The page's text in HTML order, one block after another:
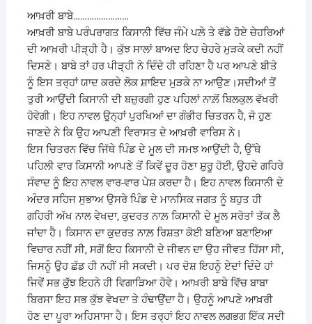
ਆਖ਼ਰੀ ਬਾਬੇ……………………
ਆਖ਼ਰੀ ਬਾਬੇ ਪਰੰਪਰਾਗਤ ਕਿਸਾਨੀ ਵਿੱਚ ਜੰਮੇ ਪਲ਼ੇ ਤੇ ਵੱਡੇ ਹੋਏ ਚੇਹਰਿਆਂ
ਦੀ ਆਖ਼ਰੀ ਪੀੜ੍ਹੀ ਹੈ। ਕੁੱਝ ਸਾਲਾਂ ਬਾਅਦ ਇਹ ਚੇਹਰੇ ਮੁੜਕੇ ਕਦੀ ਨਹੀਂ
ਦਿਸਣੇ। ਬਾਬੇ ਤਾਂ ਹਰ ਪੀੜ੍ਹੀ ਨੇ ਦਿੰਦੇ ਹੀ ਰਹਿਣਾ ਹੈ ਪਰ ਆਪਣੇ ਬੀਤੇ
ਨੂੰ ਇਸ ਤਰ੍ਹਾਂ ਯਾਦ ਕਰਦੇ ਲੋਕ ਸ਼ਾਇਦ ਮੁੜਕੇ ਨਾ ਆਉਣ।ਸਦੀਆਂ ਤੋਂ
ਤੁਰੀ ਆਉਂਦੀ ਕਿਸਾਨੀ ਦੀ ਬਜ਼ੁਰਗੀ ਹੁਣ ਪਹਿਲਾਂ ਨਾਲ਼ੋਂ ਬਿਲਕੁਲ ਵੱਖਰੀ
ਹੋਵੇਗੀ। ਇਹ ਨਾਵਲ ਉਨ੍ਹਾਂ ਪੁਰਖਿਆਂ ਦਾ ਗੰਭੀਰ ਚਿਤਰਨ ਹੈ, ਜੋ ਹੁਣ
ਜਾਣਦੇ ਨੇ ਕਿ ਉਹ ਆਪਣੀ ਵਿਰਾਸਤ ਦੇ ਆਖ਼ਰੀ ਵਾਰਿਸ ਨੇ।
ਇਸ ਚਿਤਰਨ ਵਿੱਚ ਜਿੱਥੇ ਪਿੰਡ ਦੇ ਮੂਲ ਦੀ ਸਮਝ ਆਉਂਦੀ ਹੈ, ਉੱਥੇ
ਪਹਿਲੀ ਵਾਰ ਕਿਸਾਨੀ ਆਪਣੇ ਤੋਂ ਕਿਵੇਂ ਦੂਰ ਹੋਣਾ ਸ਼ੁਰੂ ਹੋਈ, ਉਹਦੇ ਗਹਿਰੇ
ਸੰਵਾਦ ਨੂੰ ਇਹ ਨਾਵਲ ਵਾਰ-ਵਾਰ ਪੇਸ਼ ਕਰਦਾ ਹੈ। ਇਹ ਨਾਵਲ ਕਿਸਾਨੀ ਦੇ
ਅੰਦਰ ਸਹਿਜ ਸੁਭਾਅ ਉਸਰੇ ਪਿੰਡ ਦੇ ਮਾਨਸਿਕ ਜਗਤ ਨੂੰ ਬਹੁਤ ਹੀ
ਗਹਿਰੀ ਅੱਖ ਨਾਲ ਵੇਖਦਾ, ਕੁਦਰਤ ਨਾਲ਼ ਕਿਸਾਨੀ ਦੇ ਮੂਲ ਸਰੋਤਾਂ ਤੱਕ ਲੈ
ਜਾਂਦਾ ਹੈ। ਕਿਸਾਨ ਦਾ ਕੁਦਰਤ ਨਾਲ਼ ਰਿਸ਼ਤਾ ਕੋਈ ਬਣਿਆ ਬਣਾਇਆ
ਵਿਚਾਰ ਨਹੀਂ ਸੀ, ਸਗੋਂ ਇਹ ਕਿਸਾਨੀ ਦੇ ਜੀਵਨ ਦਾ ਉਹ ਜੀਵਤ ਹਿੱਸਾ ਸੀ,
ਜਿਸਨੂੰ ਉਹ ਛੱਡ ਹੀ ਨਹੀਂ ਸੀ ਸਕਦੀ। ਪਰ ਦੋਸ਼ ਇਹਨੂੰ ਏਦਾਂ ਦਿੰਦੇ ਹਾਂ
ਜਿਵੇਂ ਸਭ ਕੁੱਝ ਇਹਨੇ ਹੀ ਵਿਗਾੜਿਆ ਹੋਵੇ। ਆਖ਼ਰੀ ਬਾਬੇ ਵਿੱਚ ਬਾਬਾ
ਬਿਰਸਾ ਇਹ ਸਭ ਕੁੱਝ ਵੇਖਦਾ ਤੇ ਹੰਢਾਉਂਦਾ ਹੈ। ਉਹਨੂੰ ਆਪਣੇ ਆਖ਼ਰੀ
ਹੋਣ ਦਾ ਪੂਰਾ ਅਹਿਸਾਸਾ ਹੈ। ਇਸ ਤਰ੍ਹਾਂ ਇਹ ਨਾਵਲ ਲਗਭਗ ਇੱਕ ਸਦੀ